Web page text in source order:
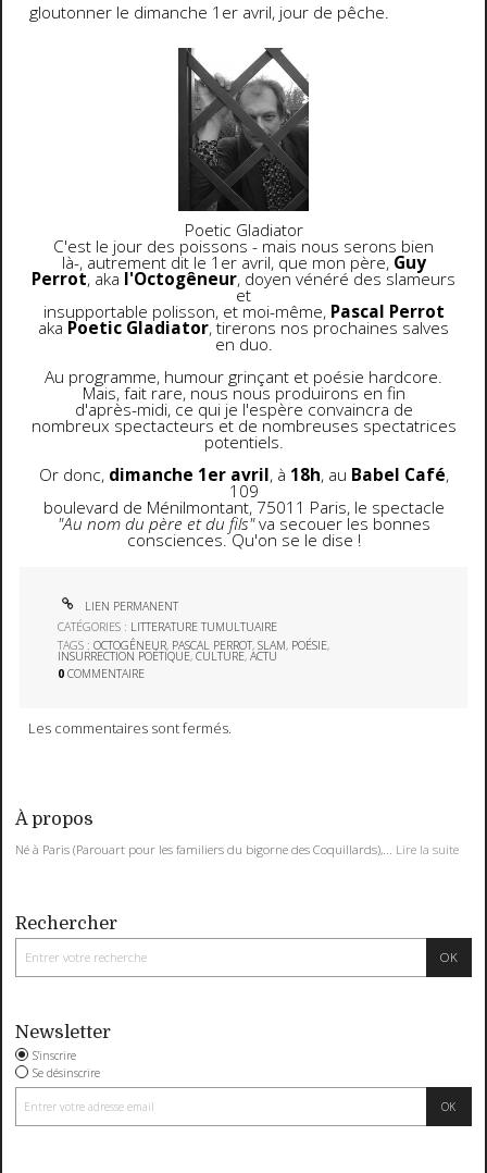
gloutonner le dimanche 1er avril, jour de pêche.
Poetic Gladiator
C'est le jour des poissons - mais nous serons bien
là-, autrement dit le 1er avril, que mon père, Guy
Perrot, aka l'Octogêneur, doyen vénéré des slameurs
et
insupportable polisson, et moi-même, Pascal Perrot
aka Poetic Gladiator, tirerons nos prochaines salves
en duo.
Au programme, humour grinçant et poésie hardcore.
Mais, fait rare, nous nous produirons en fin
d'après-midi, ce qui je l'espère convaincra de
nombreux spectacteurs et de nombreuses spectatrices
potentiels.
Or donc, dimanche 1er avril, à 18h, au Babel Café,
109
boulevard de Ménilmontant, 75011 Paris, le spectacle
"Au nom du père et du fils" va secouer les bonnes
consciences. Qu'on se le dise !
LIEN PERMANENT
CATÉGORIES : LITTERATURE TUMULTUAIRE
TAGS :OCTOGÊNEUR, PASCAL PERROT,SLAM, POÉSIE,
INSURRECTION POÉTIQUE,CULTURE,ACTU
0 COMMENTAIRE
Les commentaires sont fermés.
À propos
Né à Paris (Parouart pour les familiers du bigorne des Coquillards),... Lire la suite
Rechercher
Newsletter
S'inscrire
Se désinscrire